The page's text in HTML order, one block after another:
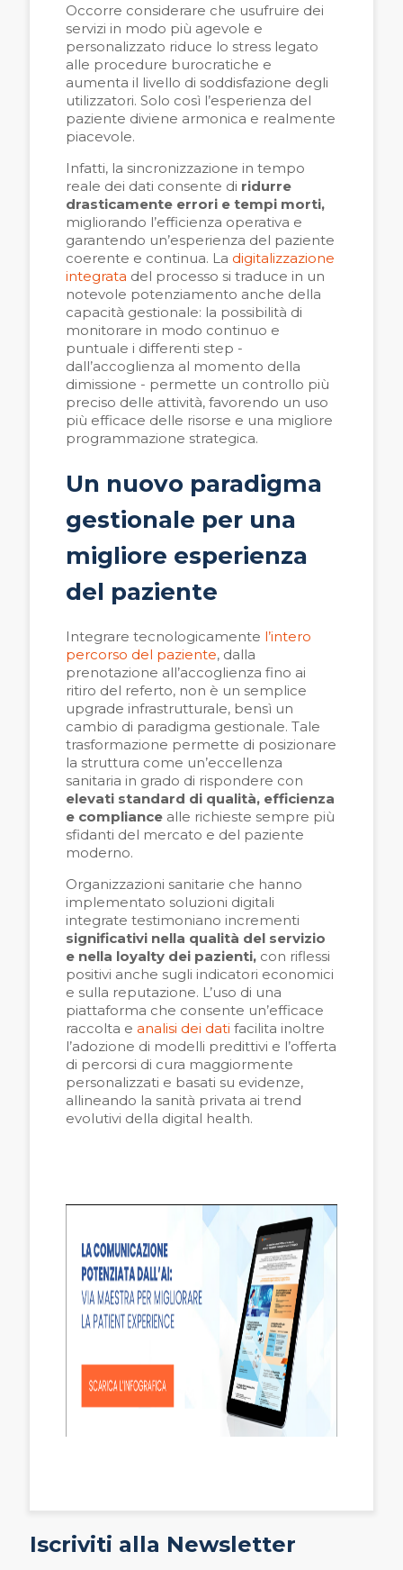
Occorre considerare che usufruire dei
servizi in modo più agevole e
personalizzato riduce lo stress legato
alle procedure burocratiche e
aumenta il livello di soddisfazione degli
utilizzatori. Solo così l’esperienza del
paziente diviene armonica e realmente
piacevole.
Infatti, la sincronizzazione in tempo
reale dei dati consente di ridurre
drasticamente errori e tempi morti,
migliorando l’efficienza operativa e
garantendo un’esperienza del paziente
coerente e continua. La digitalizzazione
integrata del processo si traduce in un
notevole potenziamento anche della
capacità gestionale: la possibilità di
monitorare in modo continuo e
puntuale i differenti step -
dall’accoglienza al momento della
dimissione - permette un controllo più
preciso delle attività, favorendo un uso
più efficace delle risorse e una migliore
programmazione strategica.
Un nuovo paradigma
gestionale per una
migliore esperienza
del paziente
Integrare tecnologicamente l’intero
percorso del paziente, dalla
prenotazione all’accoglienza fino ai
ritiro del referto, non è un semplice
upgrade infrastrutturale, bensì un
cambio di paradigma gestionale. Tale
trasformazione permette di posizionare
la struttura come un’eccellenza
sanitaria in grado di rispondere con
elevati standard di qualità, efficienza
e compliance alle richieste sempre più
sfidanti del mercato e del paziente
moderno.
Organizzazioni sanitarie che hanno
implementato soluzioni digitali
integrate testimoniano incrementi
significativi nella qualità del servizio
e nella loyalty dei pazienti, con riflessi
positivi anche sugli indicatori economici
e sulla reputazione. L’uso di una
piattaforma che consente un’efficace
raccolta e analisi dei dati facilita inoltre
l’adozione di modelli predittivi e l’offerta
di percorsi di cura maggiormente
personalizzati e basati su evidenze,
allineando la sanità privata ai trend
evolutivi della digital health.
Iscriviti alla Newsletter